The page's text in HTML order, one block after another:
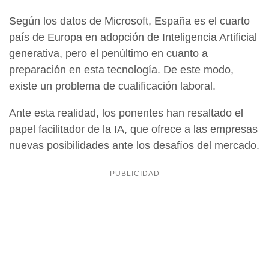
Según los datos de Microsoft, España es el cuarto
país de Europa en adopción de Inteligencia Artificial
generativa, pero el penúltimo en cuanto a
preparación en esta tecnología. De este modo,
existe un problema de cualificación laboral.
Ante esta realidad, los ponentes han resaltado el
papel facilitador de la IA, que ofrece a las empresas
nuevas posibilidades ante los desafíos del mercado.